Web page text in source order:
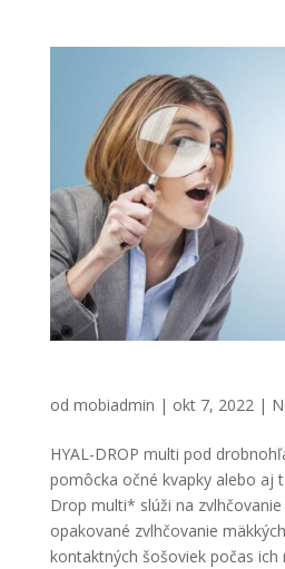
od mobiadmin | okt 7, 2022 |
HYAL-DROP multi pod
pomôcka očné kvapky alebo aj
Drop multi* slúži na
opakované zvlhčovanie
kontaktných šošoviek počas ich